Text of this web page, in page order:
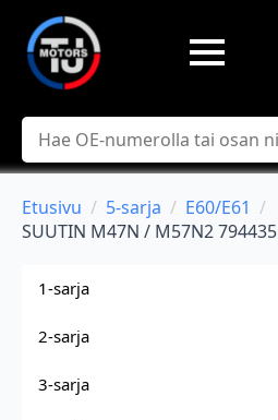
Hae
Etusivu 5-sarja
E60/E61
SUUTIN M47N / M57N2 794435
1-sarja
2-sarja
3-sarja